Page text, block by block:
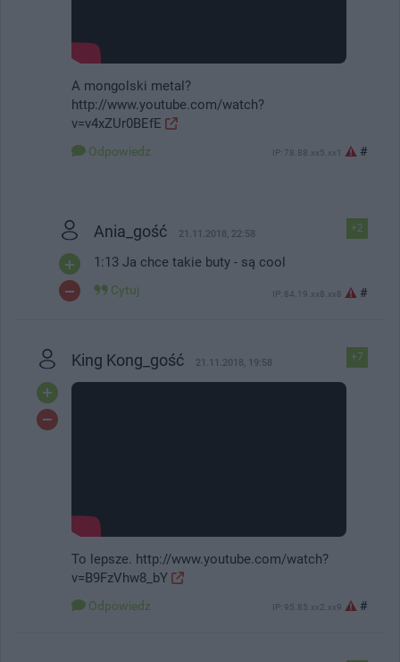
A mongolski metal?
http://www.youtube.com/watch?
v=v4xZUr0BEfE
Odpowiedz IP: 78.88.xx5.xx1 #
+2
Ania_gość 21.11.2018, 22:58
1:13 Ja chce takie buty - są cool
Cytuj IP: 84.19.xx8.xx8 #
+7
King Kong_gość 21.11.2018, 19:58
To lepsze. http://www.youtube.com/watch?
v=B9FzVhw8_bY
Odpowiedz IP: 95.85.xx2.xx9 #